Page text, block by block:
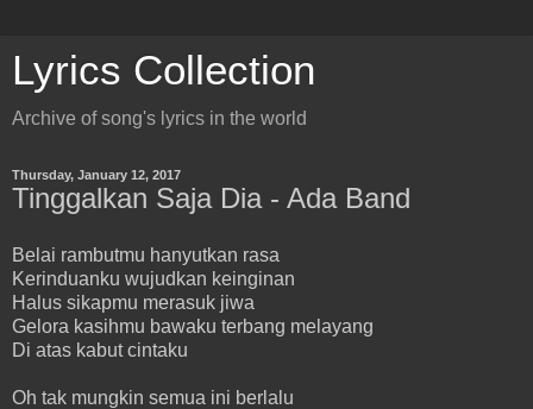
Lyrics Collection
Archive of song's lyrics in the world
Thursday, January 12, 2017
Tinggalkan Saja Dia - Ada Band
Belai rambutmu hanyutkan rasa
Kerinduanku wujudkan keinginan
Halus sikapmu merasuk jiwa
Gelora kasihmu bawaku terbang melayang
Di atas kabut cintaku
Oh tak mungkin semua ini berlalu